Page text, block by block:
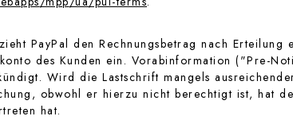
PayPal den Rechnungsbetrag nach
des Kunden ein. Vorabinformation ("Pre-
Wird die Lastschrift mangels
obwohl er hierzu nicht berechtigt ist, hat
hat.